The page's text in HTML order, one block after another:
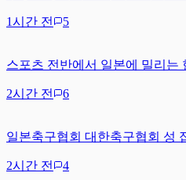
1시간 전 5
스포츠 전반에서 일본에 밀리는
2시간 전 6
일본축구협회 대한축구협회 성
2시간 전 4